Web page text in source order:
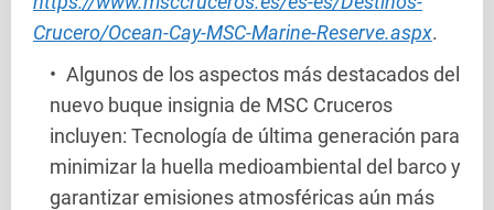
Crucero/Ocean-Cay-MSC-Marine-Reserve.aspx.
Algunos de los aspectos más destacados del
nuevo buque insignia de MSC Cruceros
incluyen: Tecnología de última generación para
minimizar la huella medioambiental del barco y
garantizar emisiones atmosféricas aún más